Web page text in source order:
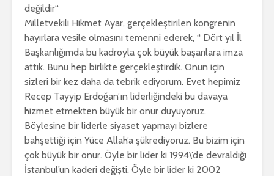
değildir“
Milletvekili Hikmet Ayar, gerçekleştirilen kongrenin
hayırlara vesile olmasını temenni ederek, “ Dört yıl İl
Başkanlığımda bu kadroyla çok büyük başarılara imza
attık. Bunu hep birlikte gerçekleştirdik. Onun için
sizleri bir kez daha da tebrik ediyorum. Evet hepimiz
Recep Tayyip Erdoğan’ın liderliğindeki bu davaya
hizmet etmekten büyük bir onur duyuyoruz.
Böylesine bir liderle siyaset yapmayı bizlere
bahşettiği için Yüce Allah’a şükrediyoruz. Bu bizim için
çok büyük bir onur. Öyle bir lider ki 1994\’de devraldığı
İstanbul’un kaderi değişti. Öyle bir lider ki 2002